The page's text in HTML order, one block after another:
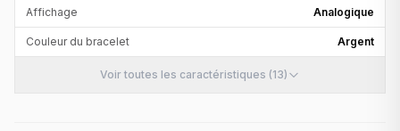
Affichage Analogique
Couleur du bracelet Argent
Voir toutes les caractéristiques (13)